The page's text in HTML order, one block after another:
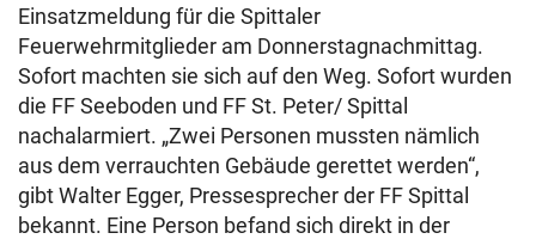
Einsatzmeldung für die Spittaler
Feuerwehrmitglieder am Donnerstagnachmittag.
Sofort machten sie sich auf den Weg. Sofort wurden
die FF Seeboden und FF St. Peter/ Spittal
nachalarmiert. „Zwei Personen mussten nämlich
aus dem verrauchten Gebäude gerettet werden“,
gibt Walter Egger, Pressesprecher der FF Spittal
bekannt. Eine Person befand sich direkt in der